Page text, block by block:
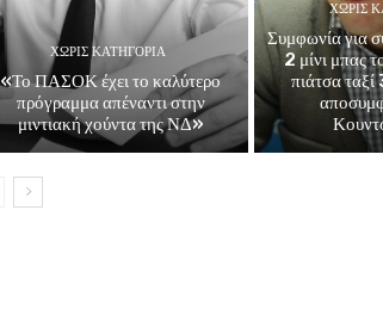
ΧΩΡΊΣ ΚΑΤΗΓΟΡΊΑ
«Το ΠΑΣΟΚ έχει το καλύτερο
πρόγραμμα απέναντι στην
μιντιακή χούντα της ΝΔ»
ΧΩΡΊΣ
Συμφωνία για
2 μίνι μπας
πιάτσα